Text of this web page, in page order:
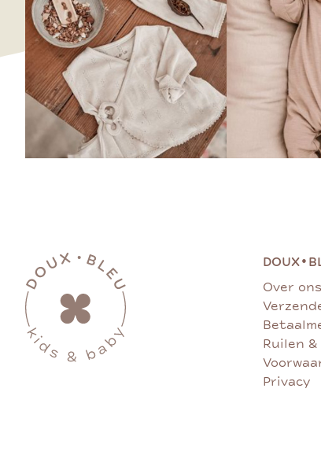
DOUX•
Over ons
Ruilen
Privacy